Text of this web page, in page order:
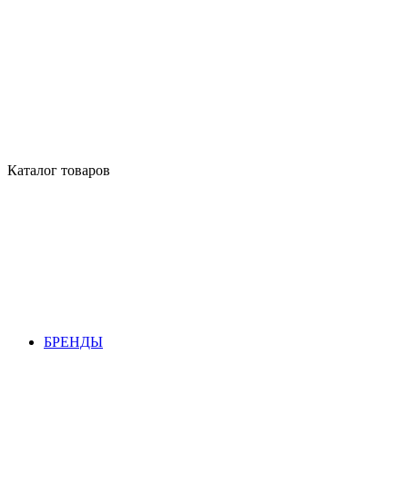
Каталог товаров
БРЕНДЫ